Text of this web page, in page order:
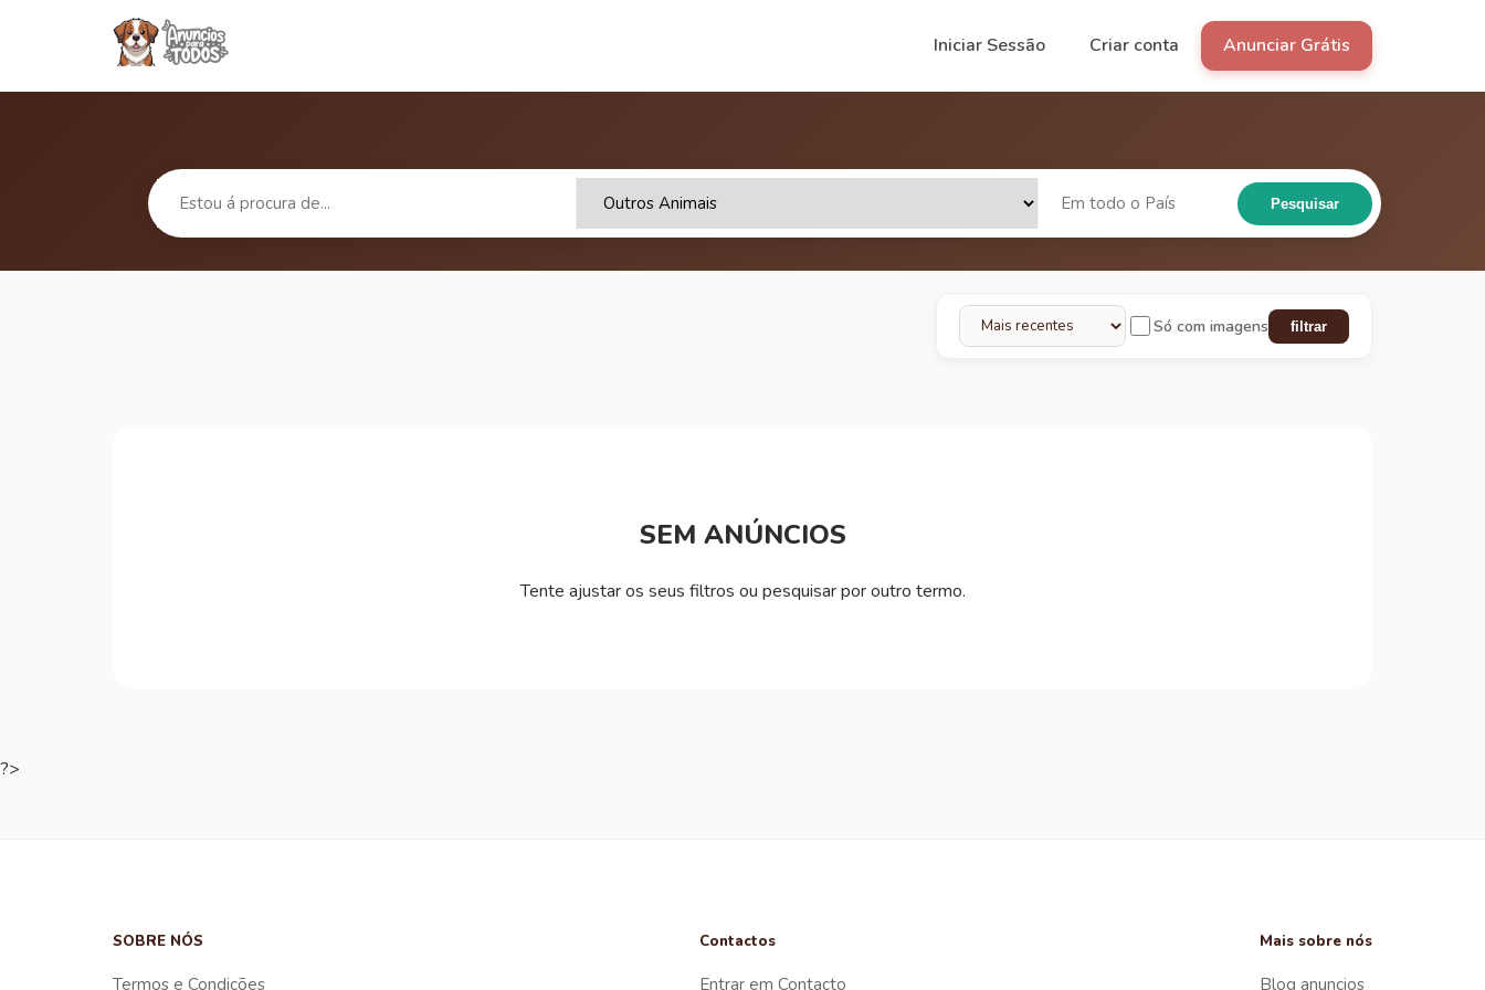
Iniciar Sessão Criar conta Anunciar Grátis
Pesquisar
Só com imagens filtrar
SEM ANÚNCIOS
Tente ajustar os seus filtros ou pesquisar por outro termo.
?>
SOBRE NÓS
Termos e Condições
Contactos
Entrar em Contacto
Mais sobre nós
Blog anuncios